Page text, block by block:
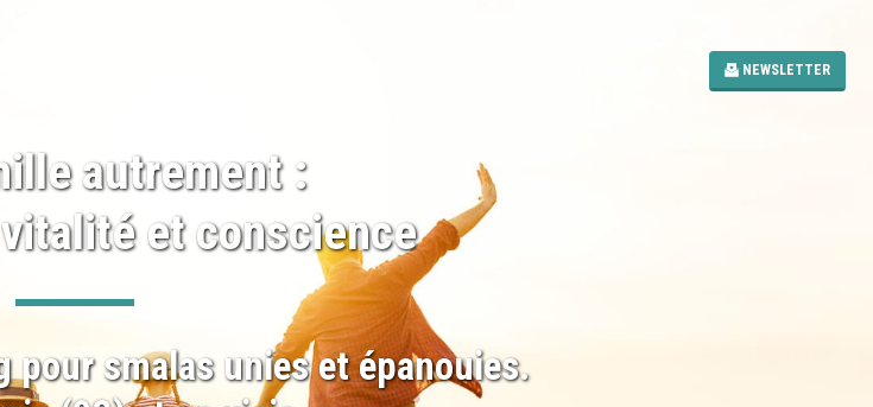
NEWSLETTER
autrement :
et conscience
pour smalas unies et épanouies.